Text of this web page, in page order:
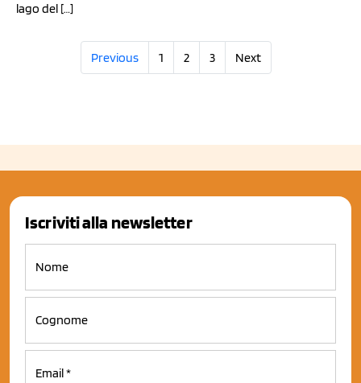
lago del […]
Previous 1 2 3 Next
Iscriviti alla newsletter